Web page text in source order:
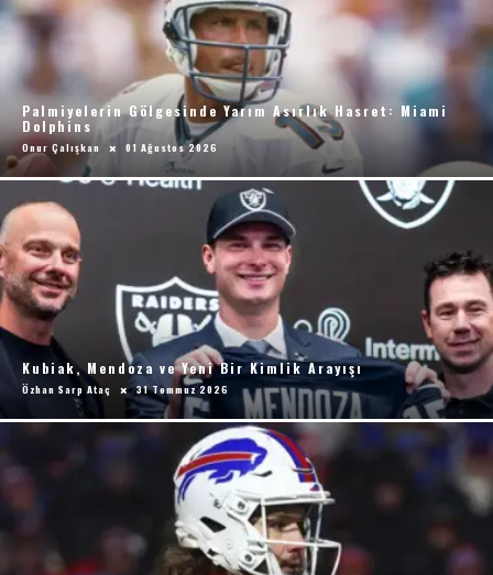
Palmiyelerin Gölgesinde Yarım Asırlık Hasret: Miami
Dolphins
Onur Çalışkan 01 Ağustos 2026
Kubiak, Mendoza ve Yeni Bir Kimlik Arayışı
Özhan Sarp Ataç 31 Temmuz 2026